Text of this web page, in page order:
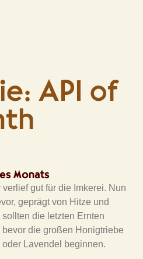
API of
Monats
gut für die Imkerei. Nun
geprägt von Hitze und
die letzten Ernten
die großen Honigtriebe
Lavendel beginnen.